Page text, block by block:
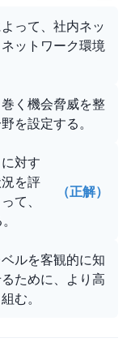
って、社内ネッ
ットワーク環境
く機会脅威を整
を設定する。
対す
を評
て、
（正解）
ルを客観的に知
ために、より高
む。